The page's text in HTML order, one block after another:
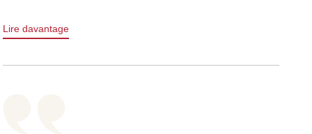
Lire davantage